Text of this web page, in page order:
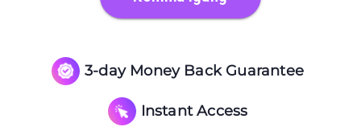
3-day Money Back Guarantee
Instant Access